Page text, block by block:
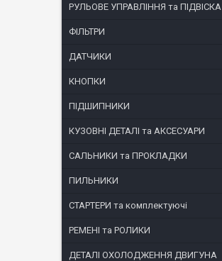
РУЛЬОВЕ УПРАВЛІННЯ та ПІДВІСКА
ФІЛЬТРИ
ДАТЧИКИ
КНОПКИ
ПІДШИПНИКИ
КУЗОВНІ ДЕТАЛІ та АКСЕСУАРИ
САЛЬНИКИ та ПРОКЛАДКИ
ПИЛЬНИКИ
СТАРТЕРИ та комплектуючі
РЕМЕНІ та РОЛИКИ
ДЕТАЛІ ОХОЛОДЖЕННЯ ДВИГУНА